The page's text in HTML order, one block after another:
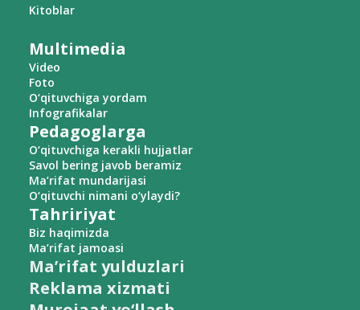
Kitoblar
Multimedia
Video
Foto
O‘qituvchiga yordam
Infografikalar
Pedagoglarga
O‘qituvchiga kerakli hujjatlar
Savol bering javob beramiz
Ma’rifat mundarijasi
O‘qituvchi nimani o‘ylaydi?
Tahririyat
Biz haqimizda
Ma’rifat jamoasi
Ma’rifat yulduzlari
Reklama xizmati